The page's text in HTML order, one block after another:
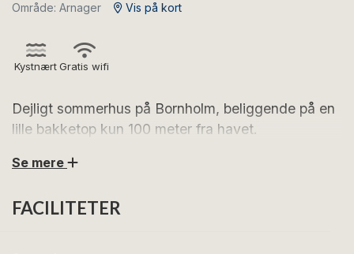
Område: Arnager Vis på kort
KystnærtGratis wifi
Dejligt sommerhus på Bornholm, beliggende på en
lille bakketop kun 100 meter fra havet.
Denne røde villa på 126 kvadratmeter, beliggende kun
enhver, der værdsætter plads og komfort. Med i alt
Se mere
FACILITETER